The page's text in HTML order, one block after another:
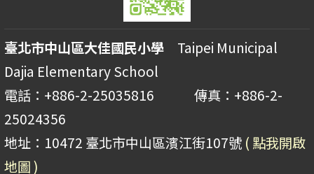
臺北市中山區大佳國民小學 Taipei Municipal
Dajia Elementary School
電話：+886-2-25035816 傳真：+886-2-
25024356
地址：10472 臺北市中山區濱江街107號 ( 點我開啟
地圖 )